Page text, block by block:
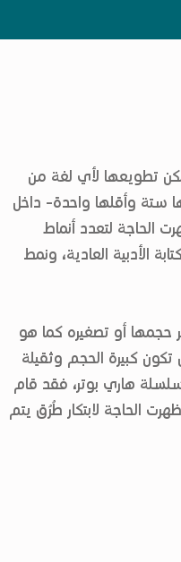
تطويعها لأي لغة من
ستة وأقلها واحدة- داخل
الحاجة لتعدد أنماط
الأدبية العادية، ونمط
حجمها أو تصغيره كما هو
تكون كبيرة الحجم وثقيلة
سلسلة هاري بوتر، فقد قام
برايل في حوالي 56 مجلد. ومن ثم ظهرت الحاجة لابتكار طُرُق يتم